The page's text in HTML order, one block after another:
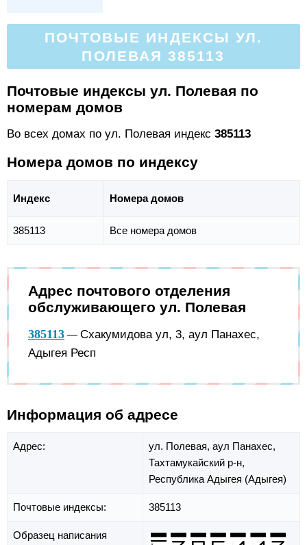
ПОЧТОВЫЕ ИНДЕКСЫ УЛ.
ПОЛЕВАЯ 385113
Почтовые индексы ул. Полевая по
номерам домов
Во всех домах по ул. Полевая индекс 385113
Номера домов по индексу
Индекс Номера домов
385113 Все номера домов
Адрес почтового отделения
обслуживающего ул. Полевая
385113 — Схакумидова ул, 3, аул Панахес,
Адыгея Респ
Информация об адресе
Адрес: ул. Полевая, аул Панахес,
Тахтамукайский р-н,
Республика Адыгея (Адыгея)
Почтовые индексы: 385113
Образец написания